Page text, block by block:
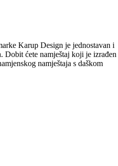
Karup Design je jednostavan i
ćete namještaj koji je izrađen
namještaja s daškom